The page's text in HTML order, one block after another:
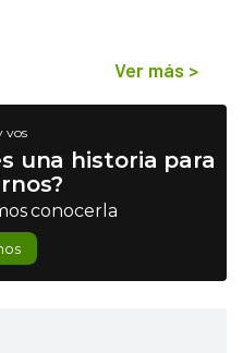
Ver más >
vos
una historia para
conocerla